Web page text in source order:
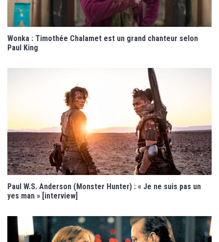
Wonka : Timothée Chalamet est un grand chanteur selon
Paul King
Paul W.S. Anderson (Monster Hunter) : « Je ne suis pas un
yes man » [interview]